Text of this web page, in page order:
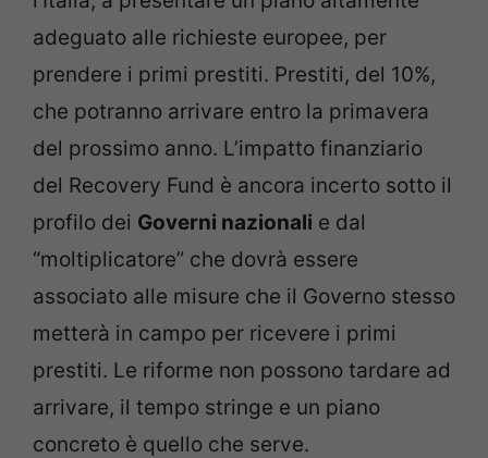
adeguato alle richieste europee, per
prendere i primi prestiti. Prestiti, del 10%,
che potranno arrivare entro la primavera
del prossimo anno. L’impatto finanziario
del Recovery Fund è ancora incerto sotto il
profilo dei Governi nazionali e dal
“moltiplicatore” che dovrà essere
associato alle misure che il Governo stesso
metterà in campo per ricevere i primi
prestiti. Le riforme non possono tardare ad
arrivare, il tempo stringe e un piano
concreto è quello che serve.